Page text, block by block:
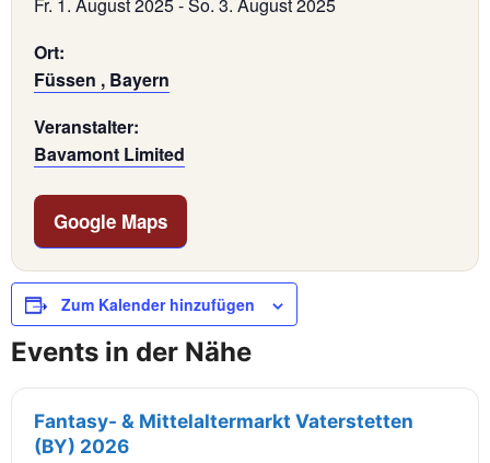
Fr. 1. August 2025-So. 3. August 2025
Ort:
Füssen , Bayern
Veranstalter:
Bavamont Limited
Google Maps
Zum Kalender hinzufügen
Events in der Nähe
Fantasy- & Mittelaltermarkt Vaterstetten
(BY) 2026